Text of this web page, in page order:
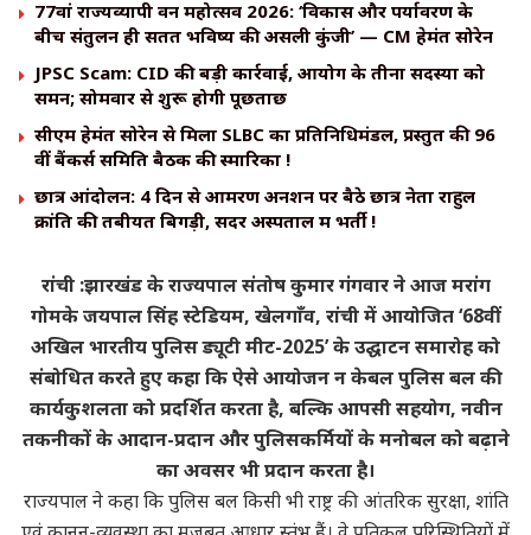
77वां राज्यव्यापी वन महोत्सव 2026: ‘विकास और पर्यावरण के
बीच संतुलन ही सतत भविष्य की असली कुंजी’ — CM हेमंत सोरेन
JPSC Scam: CID की बड़ी कार्रवाई, आयोग के तीनों सदस्यों को
समन; सोमवार से शुरू होगी पूछताछ
सीएम हेमंत सोरेन से मिला SLBC का प्रतिनिधिमंडल, प्रस्तुत की 96
वीं बैंकर्स समिति बैठक की स्मारिका !
छात्र आंदोलन: 4 दिन से आमरण अनशन पर बैठे छात्र नेता राहुल
क्रांति की तबीयत बिगड़ी, सदर अस्पताल में भर्ती !
रांची :झारखंड के राज्यपाल संतोष कुमार गंगवार ने आज मरांग
गोमके जयपाल सिंह स्टेडियम, खेलगाँव, रांची में आयोजित ‘68वीं
अखिल भारतीय पुलिस ड्यूटी मीट-2025’ के उद्घाटन समारोह को
संबोधित करते हुए कहा कि ऐसे आयोजन न केबल पुलिस बल की
कार्यकुशलता को प्रदर्शित करता है, बल्कि आपसी सहयोग, नवीन
तकनीकों के आदान-प्रदान और पुलिसकर्मियों के मनोबल को बढ़ाने
का अवसर भी प्रदान करता है।
राज्यपाल ने कहा कि पुलिस बल किसी भी राष्ट्र की आंतरिक सुरक्षा, शांति